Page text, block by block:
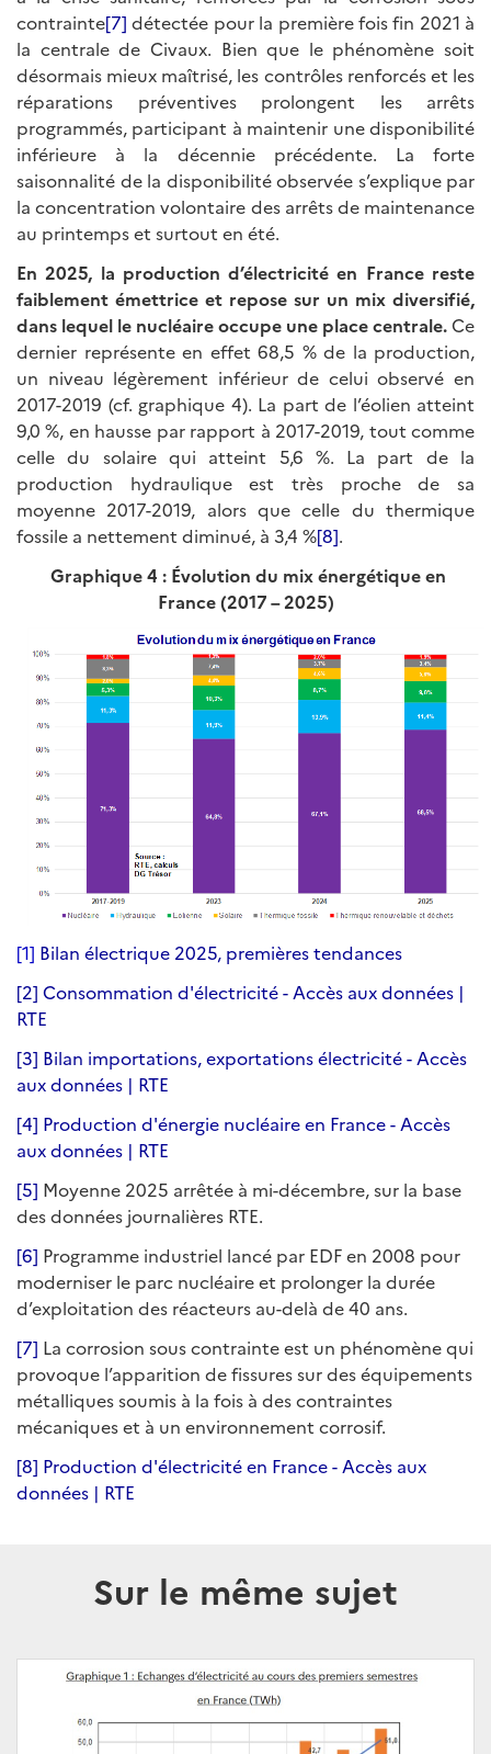
contrainte[7] détectée pour la première fois fin 2021 à
la centrale de Civaux. Bien que le phénomène soit
désormais mieux maîtrisé, les contrôles renforcés et les
réparations préventives prolongent les arrêts
programmés, participant à maintenir une disponibilité
inférieure à la décennie précédente. La forte
saisonnalité de la disponibilité observée s’explique par
la concentration volontaire des arrêts de maintenance
au printemps et surtout en été.
En 2025, la production d’électricité en France reste
faiblement émettrice et repose sur un mix diversifié,
dans lequel le nucléaire occupe une place centrale. Ce
dernier représente en effet 68,5 % de la production,
un niveau légèrement inférieur de celui observé en
2017-2019 (cf. graphique 4). La part de l’éolien atteint
9,0 %, en hausse par rapport à 2017-2019, tout comme
celle du solaire qui atteint 5,6 %. La part de la
production hydraulique est très proche de sa
moyenne 2017-2019, alors que celle du thermique
fossile a nettement diminué, à 3,4 %[8].
Graphique 4 : Évolution du mix énergétique en
France (2017 – 2025)
[1] Bilan électrique 2025, premières tendances
[2] Consommation d'électricité - Accès aux données |
RTE
[3] Bilan importations, exportations électricité - Accès
aux données | RTE
[4] Production d'énergie nucléaire en France - Accès
aux données | RTE
[5] Moyenne 2025 arrêtée à mi-décembre, sur la base
des données journalières RTE.
[6] Programme industriel lancé par EDF en 2008 pour
moderniser le parc nucléaire et prolonger la durée
d’exploitation des réacteurs au-delà de 40 ans.
[7] La corrosion sous contrainte est un phénomène qui
provoque l’apparition de fissures sur des équipements
métalliques soumis à la fois à des contraintes
mécaniques et à un environnement corrosif.
[8] Production d'électricité en France - Accès aux
données | RTE
Sur le même sujet